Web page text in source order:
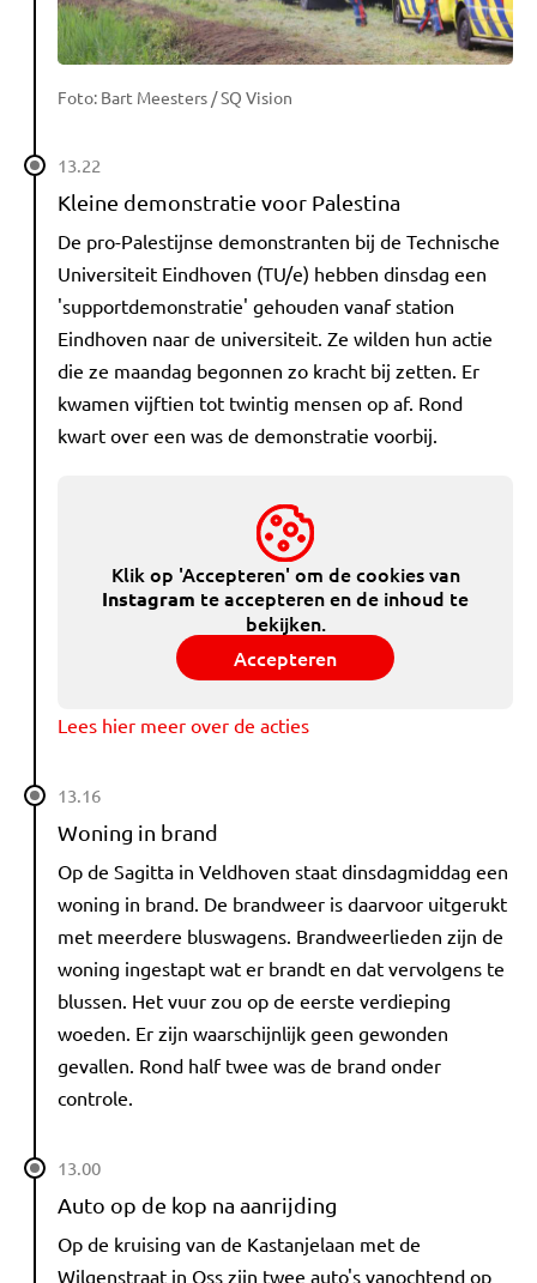
Foto: Bart Meesters / SQ Vision
13.22
Kleine demonstratie voor Palestina
De pro-Palestijnse demonstranten bij de Technische
Universiteit Eindhoven (TU/e) hebben dinsdag een
'supportdemonstratie' gehouden vanaf station
Eindhoven naar de universiteit. Ze wilden hun actie
die ze maandag begonnen zo kracht bij zetten. Er
kwamen vijftien tot twintig mensen op af. Rond
kwart over een was de demonstratie voorbij.
Klik op 'Accepteren' om de cookies van
Instagram te accepteren en de inhoud te
bekijken.
Accepteren
Lees hier meer over de acties
13.16
Woning in brand
Op de Sagitta in Veldhoven staat dinsdagmiddag een
woning in brand. De brandweer is daarvoor uitgerukt
met meerdere bluswagens. Brandweerlieden zijn de
woning ingestapt wat er brandt en dat vervolgens te
blussen. Het vuur zou op de eerste verdieping
woeden. Er zijn waarschijnlijk geen gewonden
gevallen. Rond half twee was de brand onder
controle.
13.00
Auto op de kop na aanrijding
Op de kruising van de Kastanjelaan met de
Wilgenstraat in Oss zijn twee auto's vanochtend op